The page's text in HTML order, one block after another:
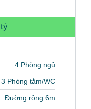
4 Phòng ngủ
3 Phòng tắm/WC
Đường rộng 6m